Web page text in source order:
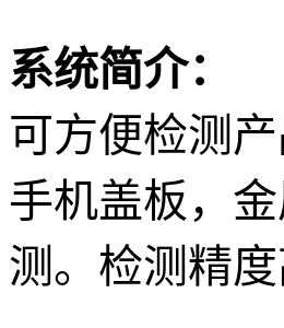
系统简介：
可方便检测
手机盖板，
测。检测精度